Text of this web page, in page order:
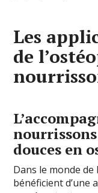
Les
de
douces en
Dans le monde
bénéficient d’une